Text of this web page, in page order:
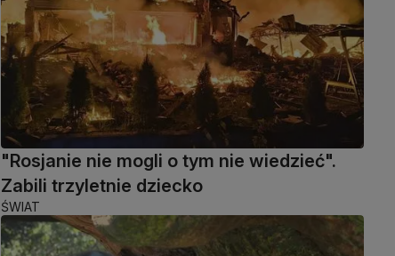
"Rosjanie nie mogli o tym nie wiedzieć".
Zabili trzyletnie dziecko
ŚWIAT